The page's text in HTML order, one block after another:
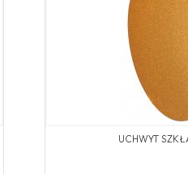
UCHWYT